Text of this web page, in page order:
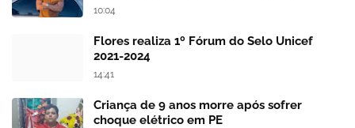
10:04
Flores realiza 1º Fórum do Selo Unicef
2021-2024
14:41
Criança de 9 anos morre após sofrer
choque elétrico em PE